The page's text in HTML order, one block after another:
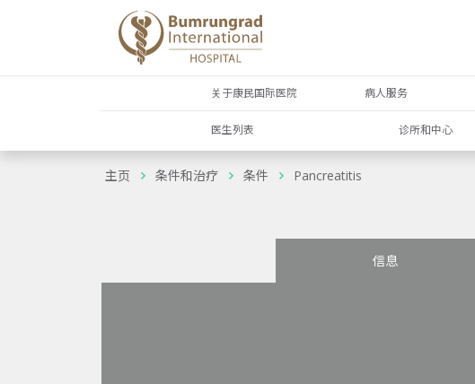
关于康民国际医院 病人服务
医生列表 诊所和中心
主页 条件和治疗 条件 Pancreatitis
信息